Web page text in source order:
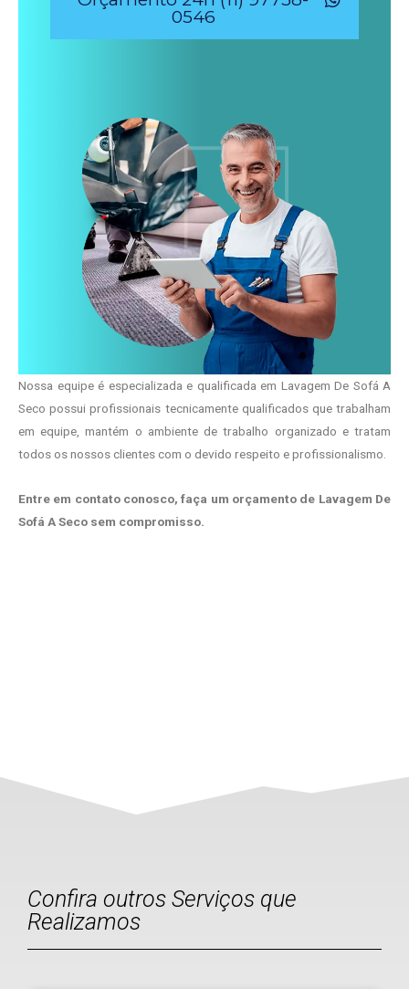
0546
Nossa equipe é especializada e qualificada em Lavagem De Sofá A
Seco possui profissionais tecnicamente qualificados que trabalham
em equipe, mantém o ambiente de trabalho organizado e tratam
todos os nossos clientes com o devido respeito e profissionalismo.
Entre em contato conosco, faça um orçamento de Lavagem De
Sofá A Seco sem compromisso.
Confira outros Serviços que
Realizamos